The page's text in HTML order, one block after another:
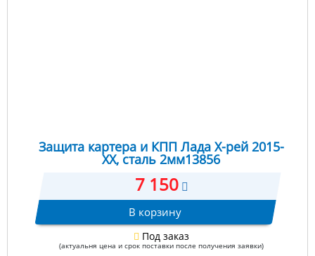
Защита картера и КПП Лада Х-рей 2015-
XX, сталь 2мм13856
7 150
В корзину
Под заказ
(актуальня цена и срок поставки после получения заявки)